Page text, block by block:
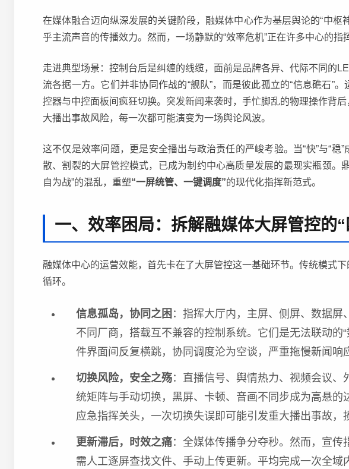
在媒体融合迈向纵深发展的关键阶段，融媒体中心作为基层舆论的“中枢
乎主流声音的传播效力。然而，一场静默的“效率危机”正在许多中心的指
走进典型场景：控制台后是纠缠的线缆，面前是品牌各异、代际不同的
流各据一方。它们并非协同作战的“舰队”，而是彼此孤立的“信息礁石”
控器与中控面板间疯狂切换。突发新闻来袭时，手忙脚乱的物理操作背
大播出事故风险，每一次都可能演变为一场舆论风波。
这不仅是效率问题，更是安全播出与政治责任的严峻考验。当“快”与“稳
散、割裂的大屏管控模式，已成为制约中心高质量发展的最现实瓶颈。
自为战”的混乱，重塑“一屏统管、一键调度”的现代化指挥新范式。
一、效率困局：拆解融媒体大屏管控的
融媒体中心的运营效能，首先卡在了大屏管控这一基础环节。传统模式
循环。
信息孤岛，协同之困 ：指挥大厅内，主屏、侧屏、数据屏
不同厂商，搭载互不兼容的控制系统。它们是无法联动的
件界面间反复横跳，协同调度沦为空谈，严重拖慢新闻响
切换风险，安全之殇：直播信号、舆情热力、视频会议
统矩阵与手动切换，黑屏、卡顿、音画不同步成为高悬
应急指挥关头，一次切换失误即可能引发重大播出事故，
更新滞后，时效之痛：全媒体传播争分夺秒。然而，宣传
需人工逐屏查找文件、手动上传更新。平均完成一次全域